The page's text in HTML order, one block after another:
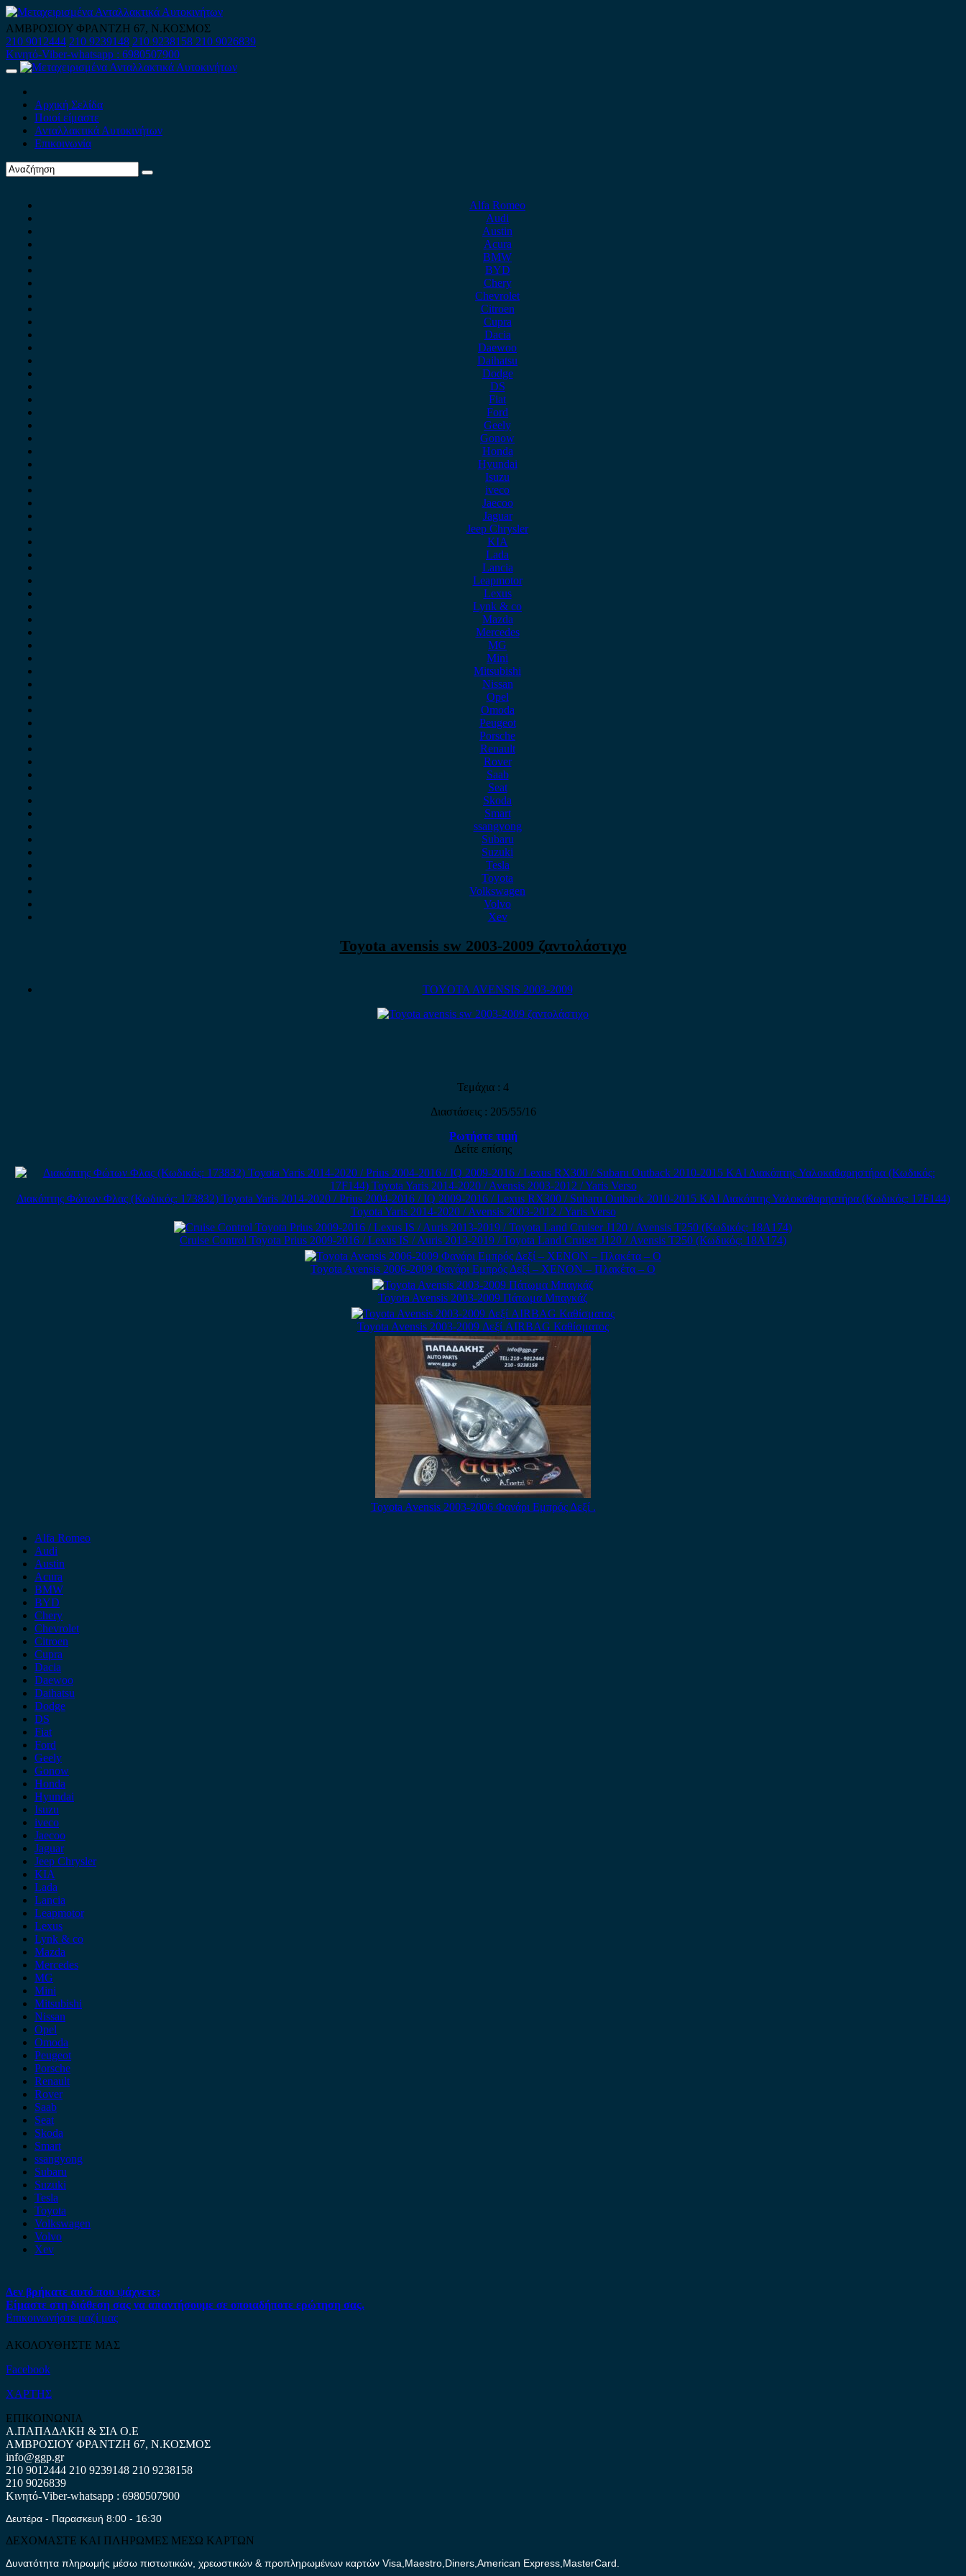
Skip
to
content
ΑΜΒΡΟΣΙΟΥ ΦΡΑΝΤΖΗ 67, Ν.ΚΟΣΜΟΣ
210 9012444 210 9239148 210 9238158 210 9026839
Κινητό-Viber-whatsapp : 6980507900
Primary
Αρχική Σελίδα
Ποιοί είμαστε
Ανταλλακτικά Αυτοκινήτων
Επικοινωνία
Alfa Romeo
Audi
Austin
Acura
BMW
BYD
Chery
Chevrolet
Citroen
Cupra
Dacia
Daewoo
Daihatsu
Dodge
DS
Fiat
Ford
Geely
Gonow
Honda
Hyundai
Isuzu
iveco
Jaecoo
Jaguar
Jeep Chrysler
KIA
Lada
Lancia
Leapmotor
Lexus
Lynk & co
Mazda
Mercedes
MG
Mini
Mitsubishi
Nissan
Opel
Omoda
Peugeot
Porsche
Renault
Rover
Saab
Seat
Skoda
Smart
ssangyong
Subaru
Suzuki
Tesla
Toyota
Volkswagen
Volvo
Xev
Toyota avensis sw 2003-2009 ζαντολάστιχο
TOYOTA AVENSIS 2003-2009
Τεμάχια : 4
Διαστάσεις : 205/55/16
Ρωτήστε τιμή
Δείτε επίσης
Διακόπτης Φώτων Φλας (Κωδικός: 173832) Toyota Yaris 2014-2020 / Prius 2004-2016 / IQ 2009-2016 / Lexus RX300 / Subaru Outback 2010-2015 ΚΑΙ Διακόπτης Υαλοκαθαρηστήρα (Κωδικός: 17F144)
Toyota Yaris 2014-2020 / Avensis 2003-2012 / Yaris Verso
Cruise Control Toyota Prius 2009-2016 / Lexus IS / Auris 2013-2019 / Toyota Land Cruiser J120 / Avensis T250 (Κωδικός: 18A174)
Toyota Avensis 2006-2009 Φανάρι Εμπρός Δεξί – XENON – Πλακέτα – Ο
Toyota Avensis 2003-2009 Πάτωμα Μπαγκάζ
Toyota Avensis 2003-2009 Δεξί AIRBAG Καθίσματος
Toyota Avensis 2003-2006 Φανάρι Εμπρός Δεξί .
Alfa Romeo
Audi
Austin
Acura
BMW
BYD
Chery
Chevrolet
Citroen
Cupra
Dacia
Daewoo
Daihatsu
Dodge
DS
Fiat
Ford
Geely
Gonow
Honda
Hyundai
Isuzu
iveco
Jaecoo
Jaguar
Jeep Chrysler
KIA
Lada
Lancia
Leapmotor
Lexus
Lynk & co
Mazda
Mercedes
MG
Mini
Mitsubishi
Nissan
Opel
Omoda
Peugeot
Porsche
Renault
Rover
Saab
Seat
Skoda
Smart
ssangyong
Subaru
Suzuki
Tesla
Toyota
Volkswagen
Volvo
Xev
Δεν βρήκατε αυτό που ψάχνετε;
Είμαστε στη διάθεση σας να απαντήσουμε σε οποιαδήποτε ερώτηση σας.
Επικοινωνήστε μαζί μας
ΑΚΟΛΟΥΘΗΣΤΕ ΜΑΣ
Facebook
ΧΑΡΤΗΣ
ΕΠΙΚΟΙΝΩΝΙΑ
Α.ΠΑΠΑΔΑΚΗ & ΣΙΑ Ο.Ε
ΑΜΒΡΟΣΙΟΥ ΦΡΑΝΤΖΗ 67, Ν.ΚΟΣΜΟΣ
info@ggp.gr
210 9012444 210 9239148 210 9238158
210 9026839
Κινητό-Viber-whatsapp : 6980507900
Δευτέρα - Παρασκευή 8:00 - 16:30
ΔΕΧΟΜΑΣΤΕ ΚΑΙ ΠΛΗΡΩΜΕΣ ΜΕΣΩ ΚΑΡΤΩΝ
Δυνατότητα πληρωμής μέσω πιστωτικών, χρεωστικών & προπληρωμένων καρτών Visa,Maestro,Diners,American Express,MasterCard.